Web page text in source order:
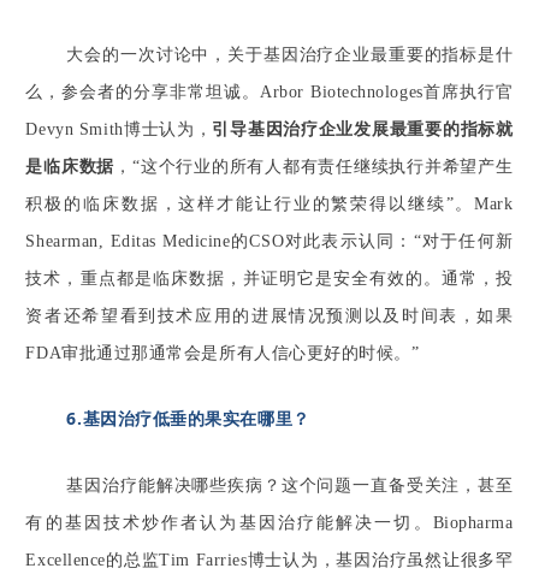
大会的一次讨论中，关于基因治疗企业最重要的指标是什
么，参会者的分享非常坦诚。 Arbor Biotechnologes首席执行官
Devyn Smith博士认为， 引导基因治疗企业发展最重要的指标就
是临床数据 ，“这个行业的所有人都有责任继续执行并希望产生
积极的临床数据，这样才能让行业的繁荣得以继续”。Mark
Shearman, Editas Medicine的CSO对此表示认同：“对于任何新
技术，重点都是临床数据，并证明它是安全有效的。通常，投
资者还希望看到技术应用的进展情况预测以及时间表，如果
FDA审批通过那通常会是所有人信心更好的时候。”
6.基因治疗低垂的果实在哪里？
基因治疗能解决哪些疾病？这个问题一直备受关注，甚至
有的基因技术炒作者认为基因治疗能解决一切。 Biopharma
Excellence的总监Tim Farries博士认为，基因治疗虽然让很多罕